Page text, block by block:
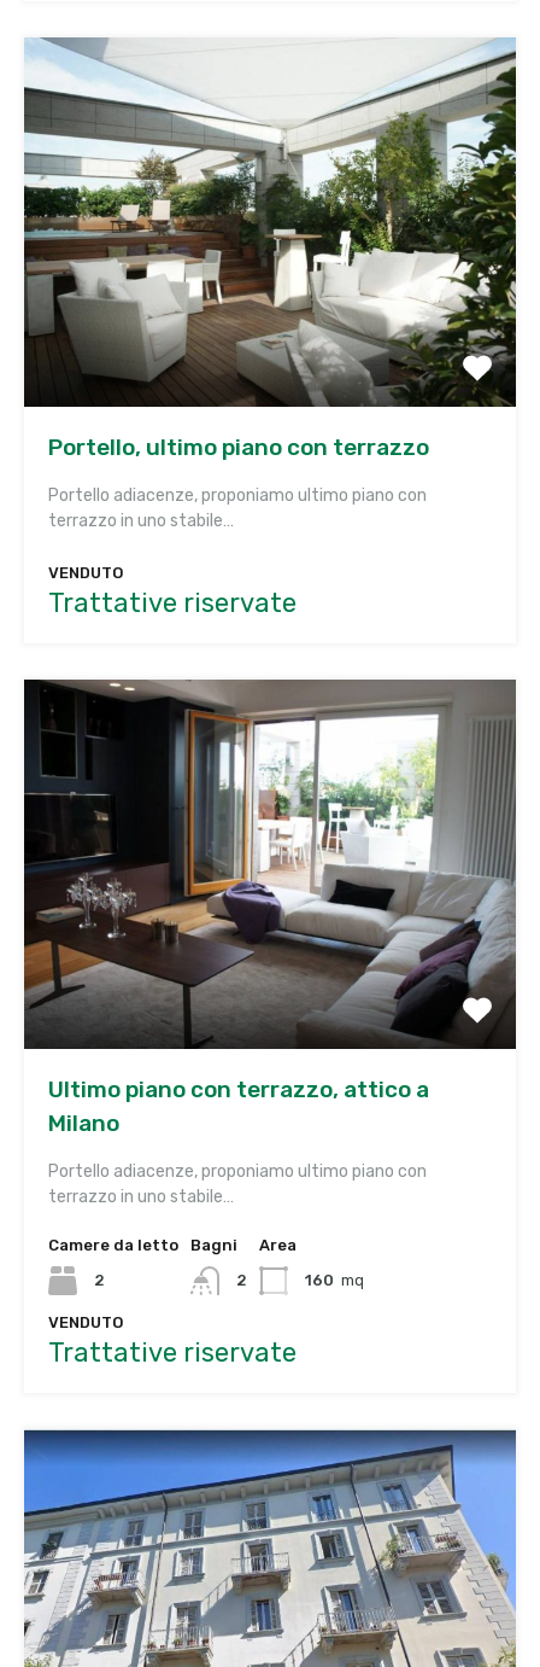
Portello, ultimo piano con terrazzo
Portello adiacenze, proponiamo ultimo piano con
terrazzo in uno stabile…
VENDUTO
Trattative riservate
Ultimo piano con terrazzo, attico a
Milano
Portello adiacenze, proponiamo ultimo piano con
terrazzo in uno stabile…
Camere da letto
2
Bagni
2
Area
160 mq
VENDUTO
Trattative riservate